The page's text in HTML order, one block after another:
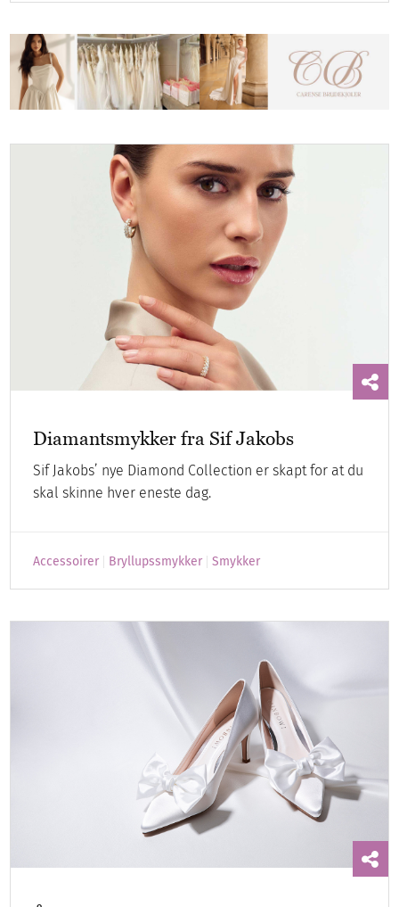
Diamantsmykker fra Sif Jakobs
Sif Jakobs’ nye Diamond Collection er skapt for at du
skal skinne hver eneste dag.
Accessoirer Bryllupssmykker Smykker